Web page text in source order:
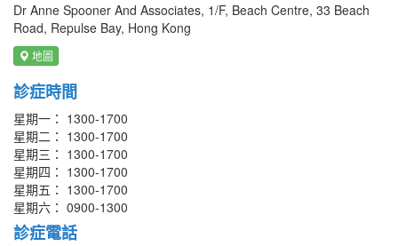
Dr Anne Spooner And Associates, 1/F, Beach Centre, 33 Beach
Road, Repulse Bay, Hong Kong
地圖
診症時間
星期一： 1300-1700
星期二： 1300-1700
星期三： 1300-1700
星期四： 1300-1700
星期五： 1300-1700
星期六： 0900-1300
診症電話